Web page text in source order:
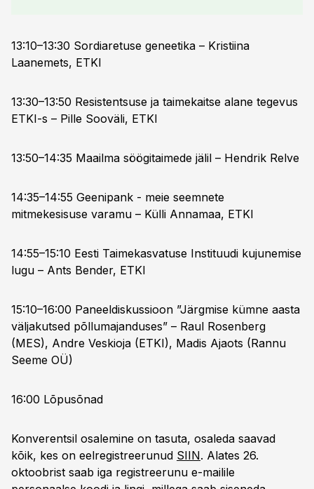
13:10–13:30 Sordiaretuse geneetika – Kristiina
Laanemets, ETKI
13:30–13:50 Resistentsuse ja taimekaitse alane tegevus
ETKI-s – Pille Sooväli, ETKI
13:50–14:35 Maailma söögitaimede jälil – Hendrik Relve
14:35–14:55 Geenipank - meie seemnete
mitmekesisuse varamu – Külli Annamaa, ETKI
14:55–15:10 Eesti Taimekasvatuse Instituudi kujunemise
lugu – Ants Bender, ETKI
15:10–16:00 Paneeldiskussioon ”Järgmise kümne aasta
väljakutsed põllumajanduses” – Raul Rosenberg
(MES), Andre Veskioja (ETKI), Madis Ajaots (Rannu
Seeme OÜ)
16:00 Lõpusõnad
Konverentsil osalemine on tasuta, osaleda saavad
kõik, kes on eelregistreerunud SIIN. Alates 26.
oktoobrist saab iga registreerunu e-mailile